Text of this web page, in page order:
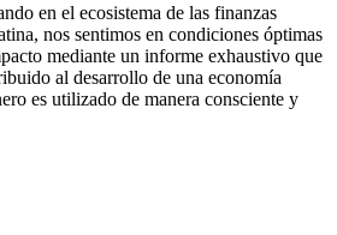
en el ecosistema de las finanzas
nos sentimos en condiciones óptimas
mediante un informe exhaustivo que
al desarrollo de una economía
es utilizado de manera consciente y